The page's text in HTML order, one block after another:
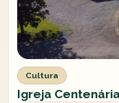
Cultura
Igreja